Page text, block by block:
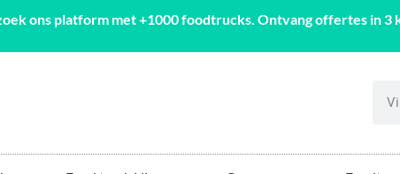
ons platform met +1000 foodtrucks. Ontvang offertes in 3